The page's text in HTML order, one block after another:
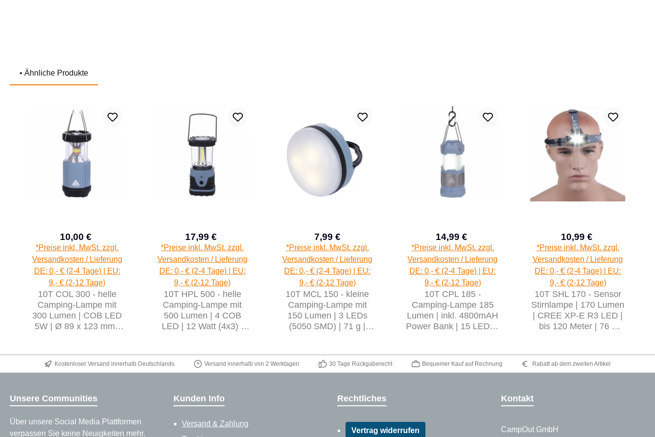
• Ähnliche Produkte
Verkaufspreis:
10,00 €
Regulärer Preis:
*Preise inkl. MwSt. zzgl.
Versandkosten / Lieferung
DE: 0,- € (2-4 Tage) | EU:
9,- € (2-12 Tage)
10T COL 300 - helle
Camping-Lampe mit
300 Lumen | COB LED
5W | Ø 89 x 123 mm |
Verkaufspreis:
17,99 €
Regulärer Preis:
*Preise inkl. MwSt. zzgl.
Versandkosten / Lieferung
DE: 0,- € (2-4 Tage) | EU:
9,- € (2-12 Tage)
10T HPL 500 - helle
Camping-Lampe mit
500 Lumen | 4 COB
LED | 12 Watt (4x3) |
Regulärer Preis:
7,99 €
*Preise inkl. MwSt. zzgl.
Versandkosten / Lieferung
DE: 0,- € (2-4 Tage) | EU:
9,- € (2-12 Tage)
10T MCL 150 - kleine
Camping-Lampe mit
150 Lumen | 3 LEDs
(5050 SMD) | 71 g |
Verkaufspreis:
14,99 €
Regulärer Preis:
*Preise inkl. MwSt. zzgl.
Versandkosten / Lieferung
DE: 0,- € (2-4 Tage) | EU:
9,- € (2-12 Tage)
10T CPL 185 -
Camping-Lampe 185
Lumen | inkl. 4800mAH
Power Bank | 15 LEDs |
Verkaufspreis:
10,99 €
Regulärer Preis:
*Preise inkl. MwSt. zzgl.
Versandkosten / Lieferung
DE: 0,- € (2-4 Tage) | EU:
9,- € (2-12 Tage)
10T SHL 170 - Sensor
Stirnlampe | 170 Lumen
| CREE XP-E R3 LED |
bis 120 Meter | 76 g
Kostenloser Versand innerhalb Deutschlands Versand innerhalb von 2 Werktagen 30 Tage Rückgaberecht Bequemer Kauf auf Rechnung Rabatt ab dem zweiten Artikel
Kunden Info
Versand & Zahlung
Rechtliches
Vertrag widerrufen
Kontakt
CampOut GmbH
Unsere Communities
Über unsere Social Media Plattformen
verpassen Sie keine Neuigkeiten mehr.